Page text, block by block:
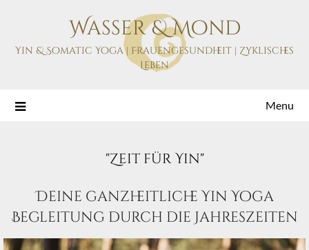
content
Wasser & Mond
Yin & Somatic Yoga | Frauengesundheit | Zyklisches
Leben
Menu
"Zeit für Yin"
Deine ganzheitliche Yin Yoga
Begleitung durch die Jahreszeiten